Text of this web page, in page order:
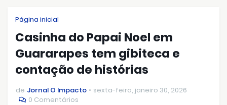
Página inicial
Casinha do Papai Noel em
Guararapes tem gibiteca e
contação de histórias
de Jornal O Impacto
sexta-feira, janeiro 30, 2026
0 Comentários